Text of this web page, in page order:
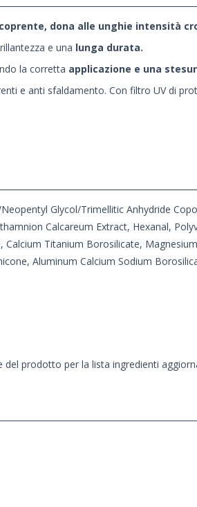
dona alle unghie intensità
e una lunga durata.
la corretta applicazione e una
e anti sfaldamento. Con filtro UV di
Glycol/Trimellitic Anhydride
Calcareum Extract, Hexanal,
Titanium Borosilicate,
Aluminum Calcium Sodium
prodotto per la lista ingredienti